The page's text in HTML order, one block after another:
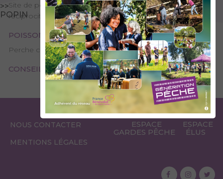
>>
POPIN
Site de pêche – 2ème catégorie, Plan d’eau ou rivière
réciprocitaire
POISSONS PRÉSENTS
Perche commune, Brochet, Carpe, Petits poissons blancs
CONSEILS DE PÊCHE
NOUS CONTACTER
MENTIONS LÉGALES
ESPACE
GARDES PÊCHE
ESPACE
ÉLUS